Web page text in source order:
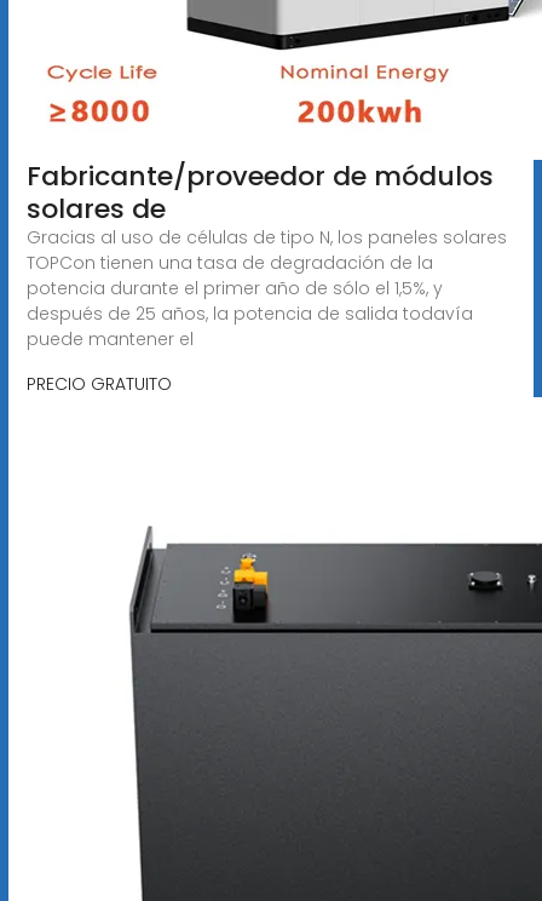
Fabricante/proveedor de módulos
solares de
Gracias al uso de células de tipo N, los paneles solares
TOPCon tienen una tasa de degradación de la
potencia durante el primer año de sólo el 1,5%, y
después de 25 años, la potencia de salida todavía
puede mantener el
PRECIO GRATUITO